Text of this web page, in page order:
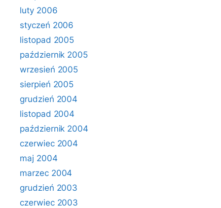
luty 2006
styczeń 2006
listopad 2005
październik 2005
wrzesień 2005
sierpień 2005
grudzień 2004
listopad 2004
październik 2004
czerwiec 2004
maj 2004
marzec 2004
grudzień 2003
czerwiec 2003